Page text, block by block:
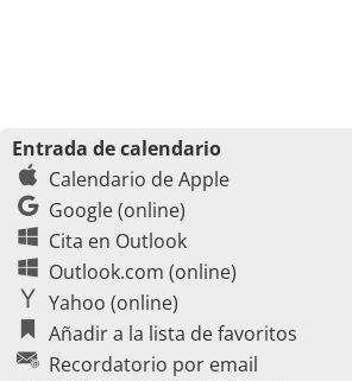
Entrada de calendario
Calendario de Apple
Google (online)
Cita en Outlook
Outlook.com (online)
Yahoo (online)
Añadir a la lista de favoritos
Recordatorio por email